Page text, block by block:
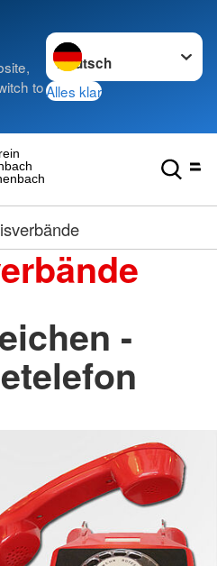
to
Sprache wechseln zu
Alles klar
-